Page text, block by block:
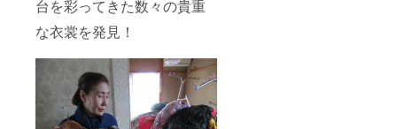
台を彩ってきた数々の貴重
な衣裳を発見！